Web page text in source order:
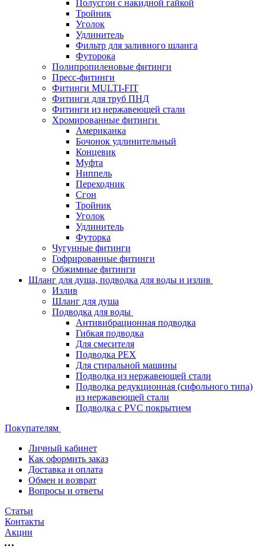
Полусгон с накидной гайкой
Тройник
Уголок
Удлинитель
Фильтр для заливного шланга
Футорока
Полипропиленовые фитинги
Пресс-фитинги
Фитинги MULTI-FIT
Фитинги для труб ПНД
Фитинги из нержавеющей стали
Хромированные фитинги
Американка
Бочонок удлинительный
Концевик
Муфта
Ниппель
Переходник
Сгон
Тройник
Уголок
Удлинитель
Футорка
Чугунные фитинги
Гофрированные фитинги
Обжимные фитинги
Шланг для душа, подводка для воды и излив
Излив
Шланг для душа
Подводка для воды
Антивибрационная подводка
Гибкая подводка
Для смесителя
Подводка PEX
Для стиральной машины
Подводка из нержавеющей стали
Подводка редукционная (сифольного типа)
из нержавеющей стали
Подводка с PVC покрытием
Покупателям
Личный кабинет
Как оформить заказ
Доставка и оплата
Обмен и возврат
Вопросы и ответы
Статьи
Контакты
Акции